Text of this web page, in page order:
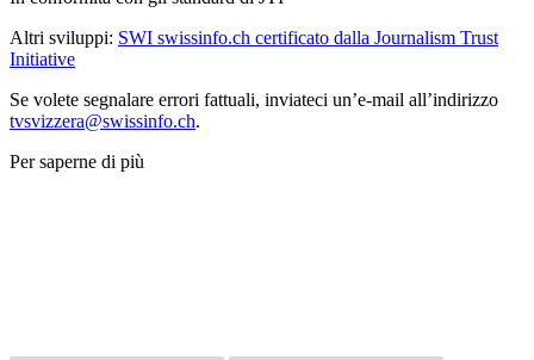
Altri sviluppi: SWI swissinfo.ch certificato dalla Journalism Trust
Initiative
Se volete segnalare errori fattuali, inviateci un’e-mail all’indirizzo
tvsvizzera@swissinfo.ch.
Per saperne di più